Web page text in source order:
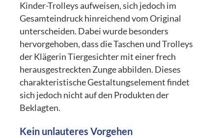
Kinder-Trolleys aufweisen, sich jedoch im
Gesamteindruck hinreichend vom Original
unterscheiden. Dabei wurde besonders
hervorgehoben, dass die Taschen und Trolleys
der Klägerin Tiergesichter mit einer frech
herausgestreckten Zunge abbilden. Dieses
charakteristische Gestaltungselement findet
sich jedoch nicht auf den Produkten der
Beklagten.
Kein unlauteres Vorgehen